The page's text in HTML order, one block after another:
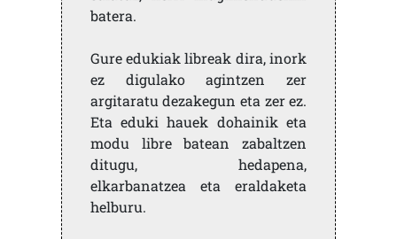
batera.
Gure edukiak libreak dira, inork
ez digulako agintzen zer
argitaratu dezakegun eta zer ez.
Eta eduki hauek dohainik eta
modu libre batean zabaltzen
ditugu, hedapena,
elkarbanatzea eta eraldaketa
helburu.